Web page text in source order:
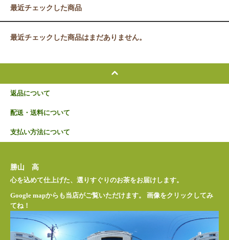
最近チェックした商品
最近チェックした商品はまだありません。
返品について
配送・送料について
支払い方法について
勝山 高
心を込めて仕上げた、選りすぐりのお茶をお届けします。
Google mapからも当店がご覧いただけます。 画像をクリックしてみ
てね！